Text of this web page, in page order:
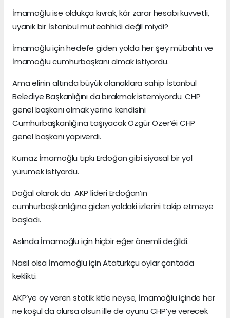
İmamoğlu ise oldukça kıvrak, kâr zarar hesabı kuvvetli,
uyanık bir İstanbul müteahhidi değil miydi?
İmamoğlu için hedefe giden yolda her şey mübahtı ve
İmamoğlu cumhurbaşkanı olmak istiyordu.
Ama elinin altında büyük olanaklara sahip İstanbul
Belediye Başkanlığını da bırakmak istemiyordu. CHP
genel başkanı olmak yerine kendisini
Cumhurbaşkanlığına taşıyacak Özgür Özer’éi CHP
genel başkanı yapıverdi.
Kurnaz İmamoğlu tıpkı Erdoğan gibi siyasal bir yol
yürümek istiyordu.
Doğal olarak da AKP lideri Erdoğan’ın
cumhurbaşkanlığına giden yoldaki izlerini takip etmeye
başladı.
Aslında İmamoğlu için hiçbir eğer önemli değildi.
Nasıl olsa İmamoğlu için Atatürkçü oylar çantada
keklikti.
AKP’ye oy veren statik kitle neyse, İmamoğlu içinde her
ne koşul da olursa olsun ille de oyunu CHP’ye verecek